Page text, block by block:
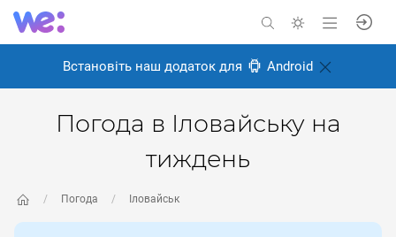
Встановіть наш додаток для Android
Погода в Іловайську на
тиждень
Погода Іловайськ